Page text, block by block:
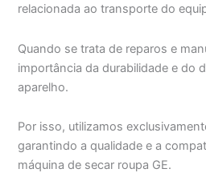
relacionada ao transporte do
Quando se trata de reparos e
importância da durabilidade e do
aparelho.
Por isso, utilizamos
garantindo a qualidade e a
máquina de secar roupa GE.